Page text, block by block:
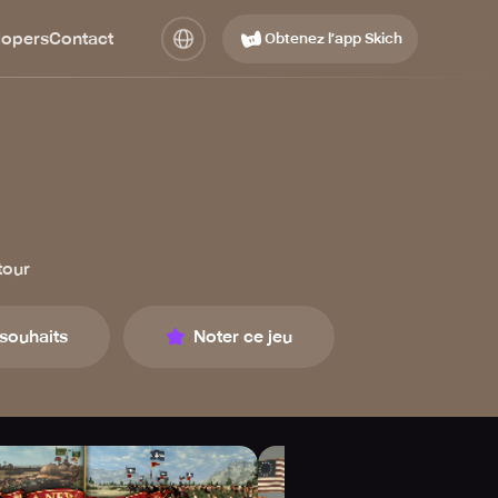
Contact Obtenez l’app Skich
Noter ce jeu